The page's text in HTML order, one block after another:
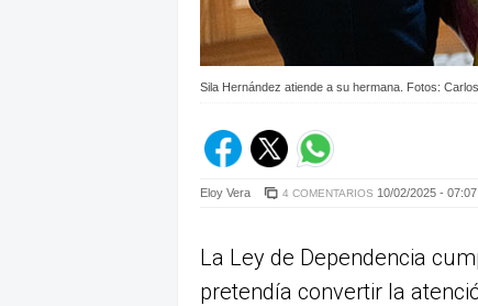
Sila Hernández atiende a su hermana. Fotos:
Eloy Vera 4 COMENTARIOS 10/02/2025 - 07:07
La Ley de Dependencia
pretendía convertir la